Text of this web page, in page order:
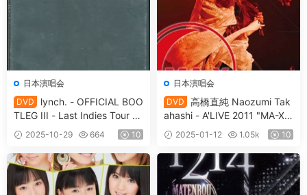
日本演唱会
DVD
lynch. - OFFICIAL BOO
TLEG III - Last Indies Tour [T
HE JUDGEMENT DAYS] FINA
L [2011.03.05] [DVD ISO 3.2
3GB]
2025-10-29 664 10
日本演唱会
DVD
高橋直純 Naozumi Tak
ahashi - A'LIVE 2011 "MA-X"
at SHIBUYA-AX 2011.12.3 [2
012.04.06] [2DVD ISO 14G
B]
2025-01-12 1.05k 10